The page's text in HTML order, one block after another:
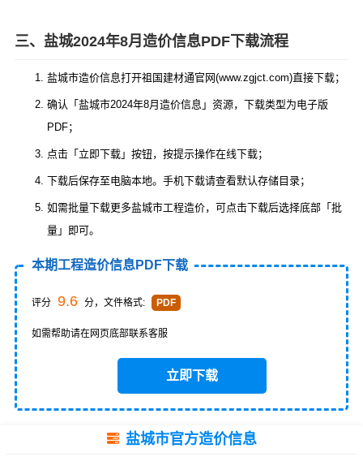
三、盐城2024年8月造价信息PDF下载流程
盐城市造价信息打开祖国建材通官网(www.zgjct.com)直接下载；
确认「盐城市2024年8月造价信息」资源，下载类型为电子版
PDF；
点击「立即下载」按钮，按提示操作在线下载；
下载后保存至电脑本地。手机下载请查看默认存储目录；
如需批量下载更多盐城市工程造价，可点击下载后选择底部「批
量」即可。
本期工程造价信息PDF下载
评分 9.6 分，文件格式: PDF
如需帮助请在网页底部联系客服
立即下载
盐城市官方造价信息